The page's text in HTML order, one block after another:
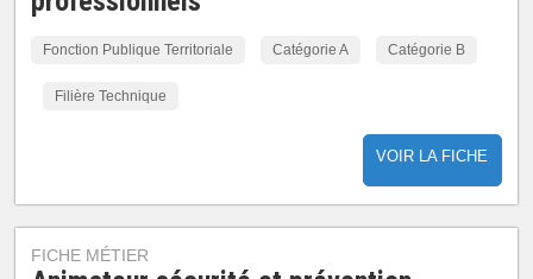
Fonction Publique Territoriale Catégorie A Catégorie B
Filière Technique
VOIR LA FICHE
FICHE MÉTIER